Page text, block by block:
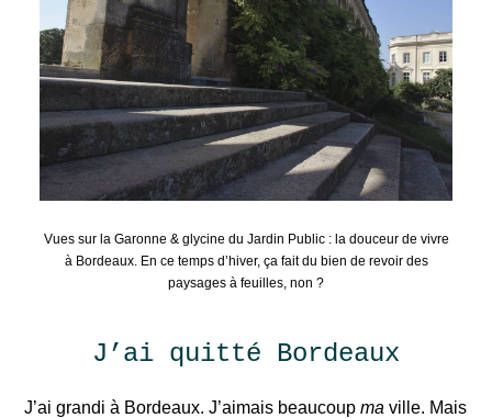
Vues sur la Garonne & glycine du Jardin Public : la douceur de vivre
à Bordeaux. En ce temps d’hiver, ça fait du bien de revoir des
paysages à feuilles, non ?
J’ai quitté Bordeaux
J’ai grandi à Bordeaux. J’aimais beaucoupma ville. Mais